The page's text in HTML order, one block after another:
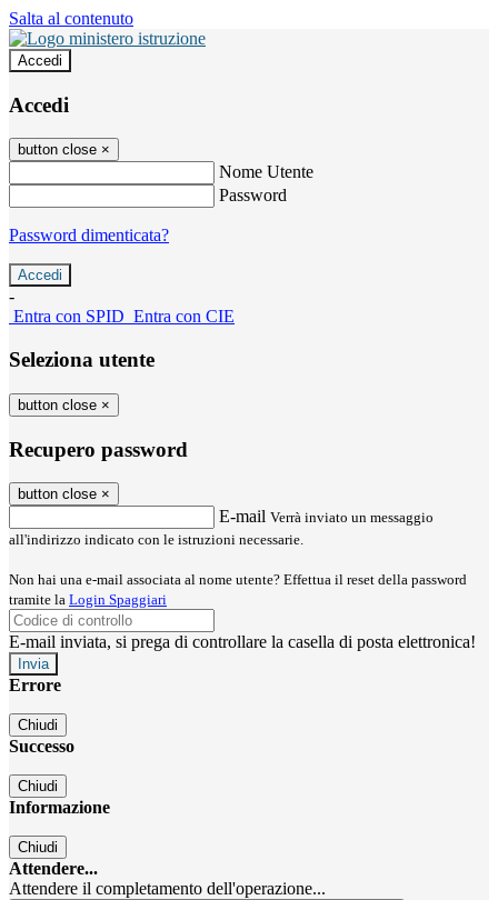
Salta al contenuto
Accedi
Accedi
button close ×
Nome Utente
Password
Password dimenticata?
-
Entra con SPID Entra con CIE
Seleziona utente
button close ×
Recupero password
button close ×
E-mail Verrà inviato un messaggio
all'indirizzo indicato con le istruzioni necessarie.
Non hai una e-mail associata al nome utente? Effettua il reset della password
tramite la Login Spaggiari
E-mail inviata, si prega di controllare la casella di posta elettronica!
Errore
Chiudi
Successo
Chiudi
Informazione
Chiudi
Attendere...
Attendere il completamento dell'operazione...